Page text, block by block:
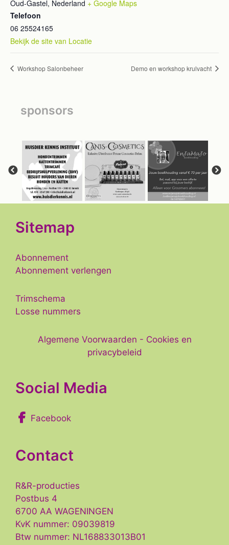
Oud-Gastel, Nederland + Google Maps
Telefoon
06 25524165
Bekijk de site van Locatie
Workshop Salonbeheer Demo en workshop krulvacht
sponsors
Sitemap
Abonnement
Abonnement verlengen
Trimschema
Losse nummers
Algemene Voorwaarden - Cookies en
privacybeleid
Social Media
Facebook
Contact
R&R-producties
Postbus 4
6700 AA WAGENINGEN
KvK nummer: 09039819
Btw nummer: NL168833013B01